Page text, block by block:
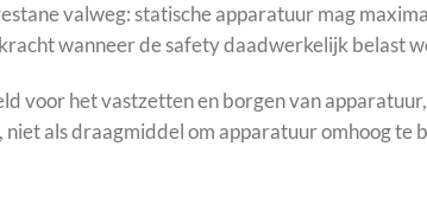
valweg: statische apparatuur mag
wanneer de safety daadwerkelijk belast
voor het vastzetten en borgen van
niet als draagmiddel om apparatuur omhoog te